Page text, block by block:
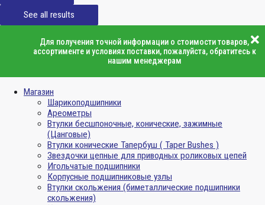
See all results
Для получения точной информации о стоимости товаров,
ассортименте и условиях поставки, пожалуйста, обратитесь к
нашим менеджерам
Магазин
Шарикоподшипники
Ареометры
Втулки бесшпоночные, конические, зажимные
(Цанговые)
Втулки конические Тапербуш ( Taper Bushes )
Звездочки цепные для приводных роликовых цепей
Игольчатые подшипники
Корпусные подшипниковые узлы
Втулки скольжения (биметаллические подшипники
скольжения)